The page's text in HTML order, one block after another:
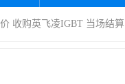
收购英飞凌IGBT 当场结算